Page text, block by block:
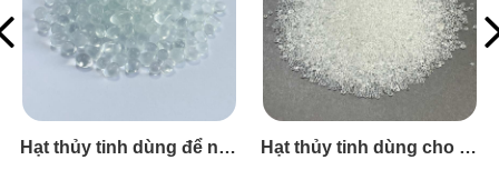
Hạt thủy tinh siêu nhỏ dùng để làm nặng đồ chơi Hạt thủy tinh dùng để nhồi bông đồ chơi